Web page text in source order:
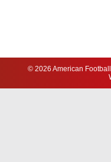
© 2026 American